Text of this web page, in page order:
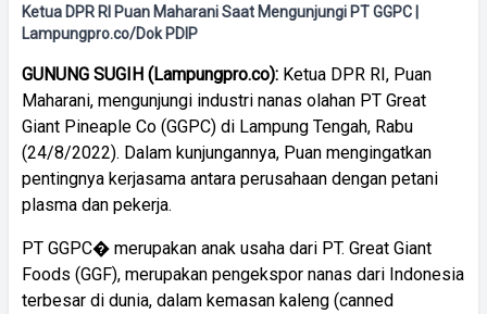
Ketua DPR RI Puan Maharani Saat Mengunjungi PT GGPC |
Lampungpro.co/Dok PDIP
GUNUNG SUGIH (Lampungpro.co): Ketua DPR RI, Puan
Maharani, mengunjungi industri nanas olahan PT Great
Giant Pineaple Co (GGPC) di Lampung Tengah, Rabu
(24/8/2022). Dalam kunjungannya, Puan mengingatkan
pentingnya kerjasama antara perusahaan dengan petani
plasma dan pekerja.
PT GGPC� merupakan anak usaha dari PT. Great Giant
Foods (GGF), merupakan pengekspor nanas dari Indonesia
terbesar di dunia, dalam kemasan kaleng (canned